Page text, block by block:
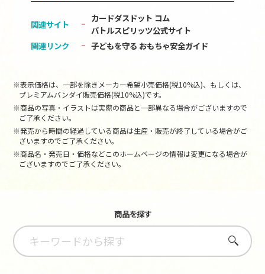
関連サイト
カードダスドット コム
バトルスピリッツ公式サイト
関連リンク
子どもを守る おもちゃ安全ガイド
※表示価格は、一部を除きメーカー希望小売価格(税10%込)、もしくは、
プレミアムバンダイ販売価格(税10%込)です。
※商品の写真・イラストは実際の商品と一部異なる場合がございますので
ご了承ください。
※発売から時間の経過している商品は生産・販売が終了している場合がご
ざいますのでご了承ください。
※商品名・発売日・価格などこのホームページの情報は変更になる場合が
ございますのでご了承ください。
商品を探す
さがす